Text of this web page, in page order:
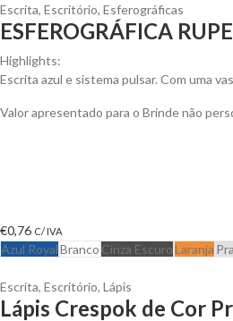
Escrita, Escritório, Esferográficas
ESFEROGRÁFICA
Highlights:
Escrita azul e sistema pulsar. Com uma
Valor apresentado para o Brinde não
€0,76 C/ IVA
Azul RoyalBranco Cinza EscuroLaranja
Escrita, Escritório, Lápis
Lápis Crespok de Cor